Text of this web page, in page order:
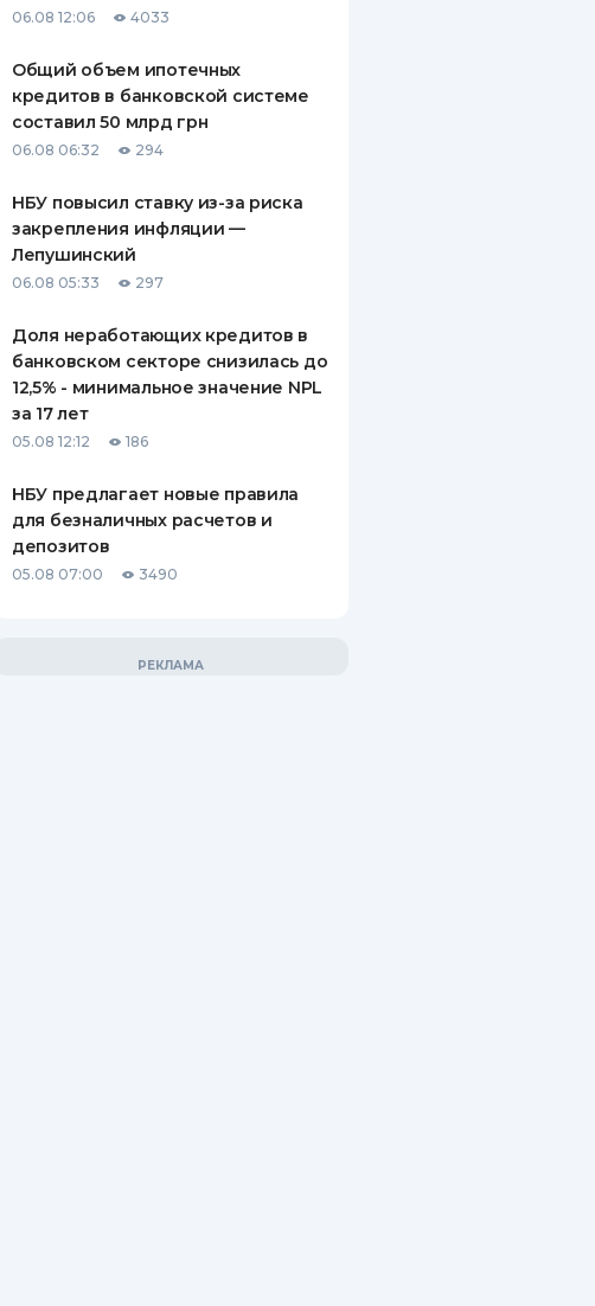
СТРАХОВАНИЮ
ВСЕ СТРАХОВЫЕ ПОЛИСЫ
СТРАХОВЫЕ КОМПАНИИ
ОТЗЫВЫ О СТРАХОВЫХ
КОМПАНИЯХ
06.08 12:06 4033
Общий объем ипотечных
кредитов в банковской системе
составил 50 млрд грн
06.08 06:32 294
НБУ повысил ставку из-за риска
закрепления инфляции —
Лепушинский
06.08 05:33 297
Доля неработающих кредитов в
банковском секторе снизилась до
12,5% - минимальное значение NPL
за 17 лет
05.08 12:12 186
НБУ предлагает новые правила
для безналичных расчетов и
депозитов
05.08 07:00 3490